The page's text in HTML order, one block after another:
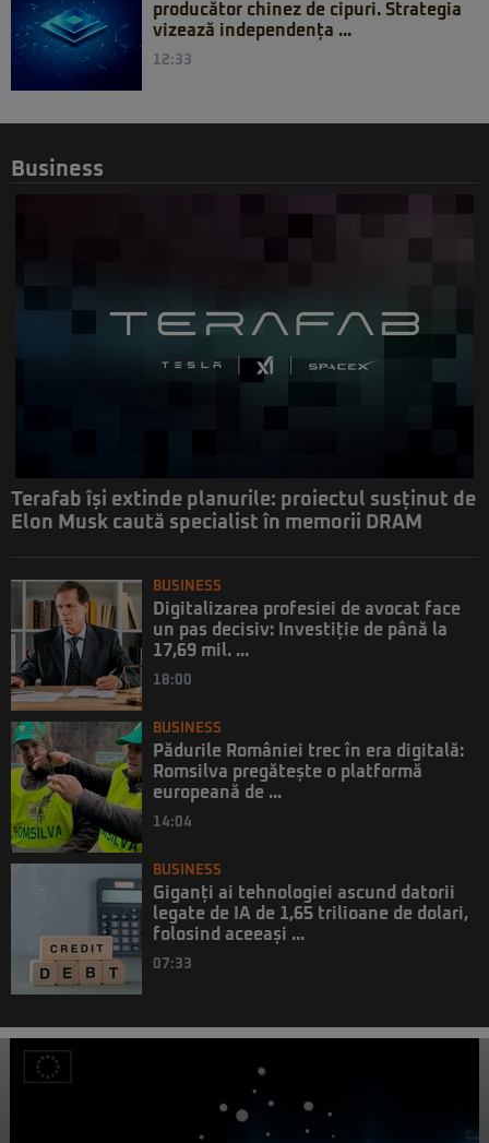
producător chinez de cipuri. Strategia
vizează independența ...
12:33
Business
Terafab își extinde planurile: proiectul susținut de
Elon Musk caută specialist în memorii DRAM
BUSINESS
Digitalizarea profesiei de avocat face
un pas decisiv: Investiție de până la
17,69 mil. ...
18:00
BUSINESS
Pădurile României trec în era digitală:
Romsilva pregătește o platformă
europeană de ...
14:04
BUSINESS
Giganți ai tehnologiei ascund datorii
legate de IA de 1,65 trilioane de dolari,
folosind aceeași ...
07:33